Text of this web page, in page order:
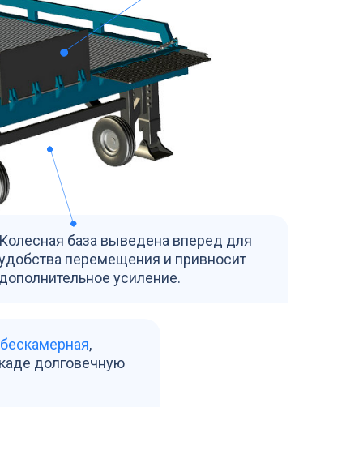
,
долговечную
Колесная база выведена вперед для
перемещения и привносит
дополнительное усиление.